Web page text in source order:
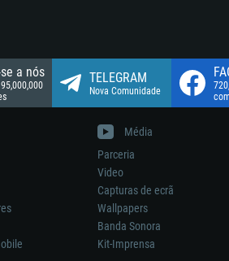
a nós TELEGRAM
Nova Comunidade
Média
Parceria
Video
Capturas de ecrã
Wallpapers
Banda Sonora
Kit-Imprensa